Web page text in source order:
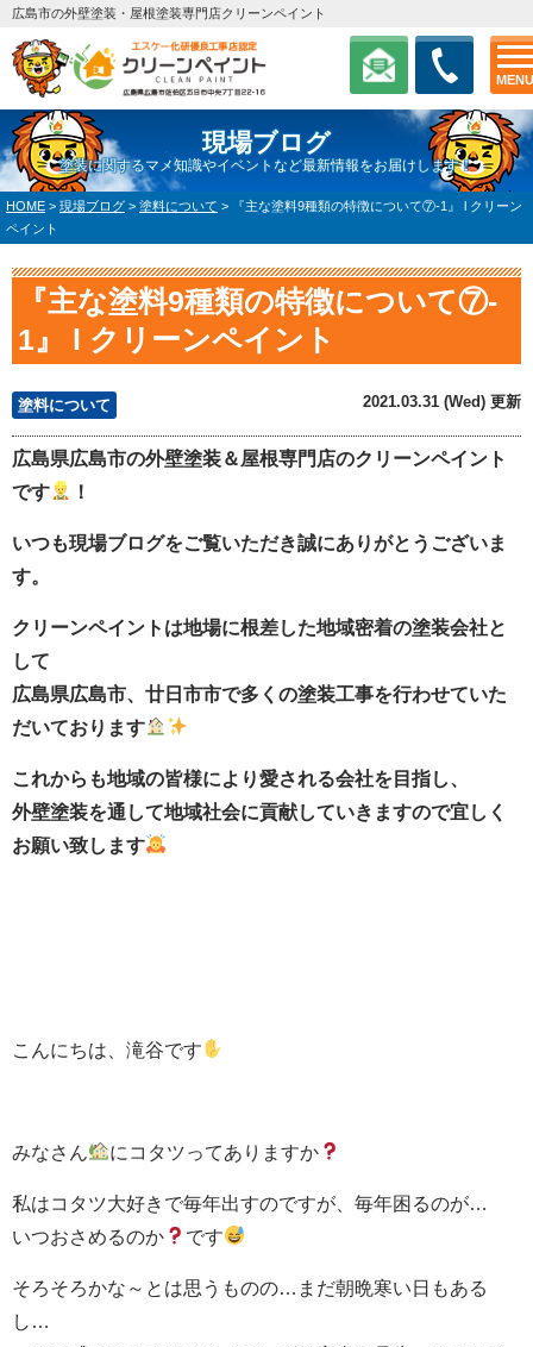
MENU
広島市の外壁塗装・屋根塗装専門店クリーンペイント
現場ブログ
塗装に関するマメ知識やイベントなど最新情報をお届けします！
HOME > 現場ブログ > 塗料について >
『主な塗料9種類の特徴について⑦-1』 l クリーン
ペイント
『主な塗料9種類の特徴について⑦-
1』 l クリーンペイント
塗料について 2021.03.31 (Wed) 更新
広島県広島市の外壁塗装＆屋根専門店のクリーンペイント
です
！
いつも現場ブログをご覧いただき誠にありがとうございま
す。
クリーンペイントは地場に根差した地域密着の塗装会社と
して
広島県広島市、廿日市市で多くの塗装工事を行わせていた
だいております
これからも地域の皆様により愛される会社を目指し、
外壁塗装を通して地域社会に貢献していきますので宜しく
お願い致します
こんにちは、滝谷です
みなさん にコタツってありますか
私はコタツ大好きで毎年出すのですが、毎年困るのが…
いつおさめるのか
です
そろそろかな～とは思うものの…まだ朝晩寒い日もある
し…